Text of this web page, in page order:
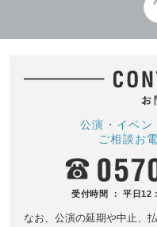
公演・イベン
ご相談お
受付時間 ： 平日12
なお、公演の延期や中止、